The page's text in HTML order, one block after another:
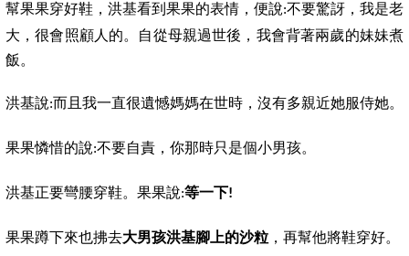
幫果果穿好鞋，洪基看到果果的表情，便說:不要驚訝，我是老
大，很會照顧人的。自從母親過世後，我會背著兩歲的妹妹煮
飯。
洪基說:而且我一直很遺憾媽媽在世時，沒有多親近她服侍她。
果果憐惜的說:不要自責，你那時只是個小男孩。
洪基正要彎腰穿鞋。果果說:等一下!
果果蹲下來也拂去大男孩洪基腳上的沙粒 ，再幫他將鞋穿好。